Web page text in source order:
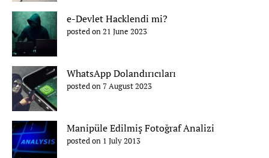
e-Devlet Hacklendi mi?
posted on 21 June 2023
WhatsApp Dolandırıcıları
posted on 7 August 2023
Manipüle Edilmiş Fotoğraf Analizi
posted on 1 July 2013